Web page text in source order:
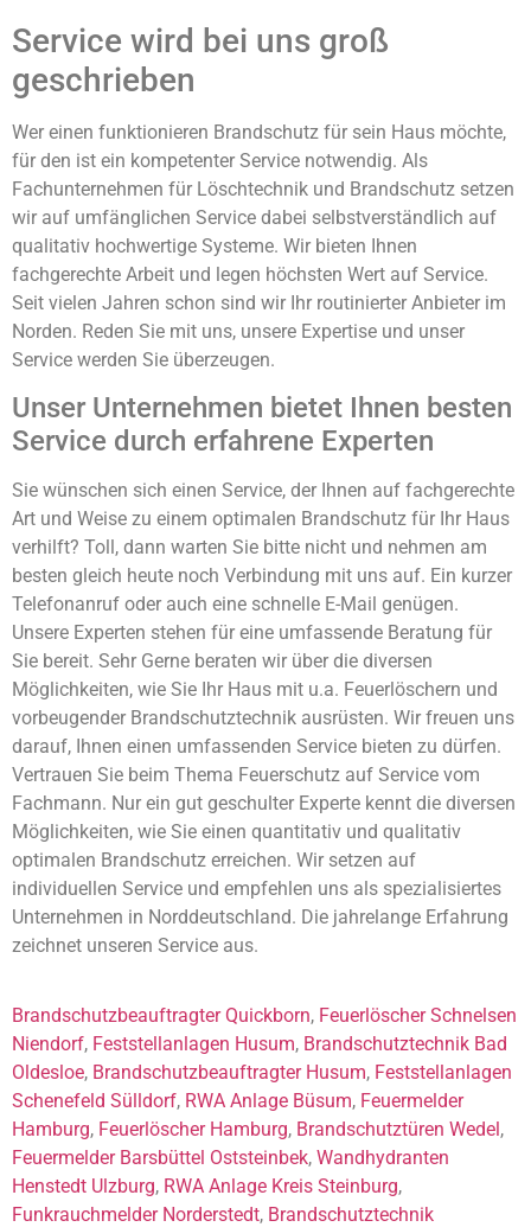
Service wird bei uns groß
geschrieben
Wer einen funktionieren Brandschutz für sein Haus möchte,
für den ist ein kompetenter Service notwendig. Als
Fachunternehmen für Löschtechnik und Brandschutz setzen
wir auf umfänglichen Service dabei selbstverständlich auf
qualitativ hochwertige Systeme. Wir bieten Ihnen
fachgerechte Arbeit und legen höchsten Wert auf Service.
Seit vielen Jahren schon sind wir Ihr routinierter Anbieter im
Norden. Reden Sie mit uns, unsere Expertise und unser
Service werden Sie überzeugen.
Unser Unternehmen bietet Ihnen besten
Service durch erfahrene Experten
Sie wünschen sich einen Service, der Ihnen auf fachgerechte
Art und Weise zu einem optimalen Brandschutz für Ihr Haus
verhilft? Toll, dann warten Sie bitte nicht und nehmen am
besten gleich heute noch Verbindung mit uns auf. Ein kurzer
Telefonanruf oder auch eine schnelle E-Mail genügen.
Unsere Experten stehen für eine umfassende Beratung für
Sie bereit. Sehr Gerne beraten wir über die diversen
Möglichkeiten, wie Sie Ihr Haus mit u.a. Feuerlöschern und
vorbeugender Brandschutztechnik ausrüsten. Wir freuen uns
darauf, Ihnen einen umfassenden Service bieten zu dürfen.
Vertrauen Sie beim Thema Feuerschutz auf Service vom
Fachmann. Nur ein gut geschulter Experte kennt die diversen
Möglichkeiten, wie Sie einen quantitativ und qualitativ
optimalen Brandschutz erreichen. Wir setzen auf
individuellen Service und empfehlen uns als spezialisiertes
Unternehmen in Norddeutschland. Die jahrelange Erfahrung
zeichnet unseren Service aus.
Brandschutzbeauftragter Quickborn, Feuerlöscher Schnelsen
Niendorf, Feststellanlagen Husum, Brandschutztechnik Bad
Oldesloe, Brandschutzbeauftragter Husum, Feststellanlagen
Schenefeld Sülldorf, RWA Anlage Büsum, Feuermelder
Hamburg, Feuerlöscher Hamburg, Brandschutztüren Wedel,
Feuermelder Barsbüttel Oststeinbek, Wandhydranten
Henstedt Ulzburg, RWA Anlage Kreis Steinburg,
Funkrauchmelder Norderstedt, Brandschutztechnik